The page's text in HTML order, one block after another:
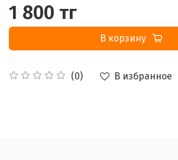
(0) В избранное
1 800 тг
В корзину